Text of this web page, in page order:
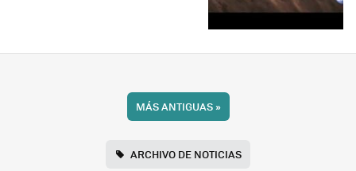
MÁS ANTIGUAS»
ARCHIVO DE NOTICIAS